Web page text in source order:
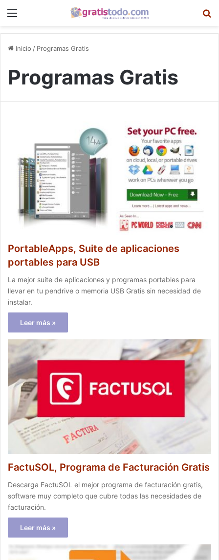
Menú
Inicio / Programas Gratis
Programas Gratis
PortableApps, Suite de aplicaciones
portables para USB
La mejor suite de aplicaciones y programas portables para
llevar en tu pendrive o memoria USB Gratis sin necesidad de
instalar.
Leer más »
FactuSOL, Programa de Facturación Gratis
Descarga FactuSOL el mejor programa de facturación gratis,
software muy completo que cubre todas las necesidades de
facturación.
Leer más »